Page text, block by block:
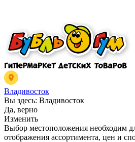
Владивосток
Вы здесь: Владивосток
Да, верно
Изменить
Выбор местоположения необходим
отображения ассортимента, цен и